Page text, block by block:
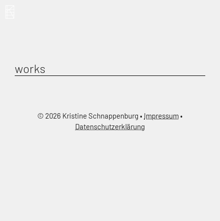
works
© 2026 Kristine Schnappenburg • Impressum•
Datenschutzerklärung